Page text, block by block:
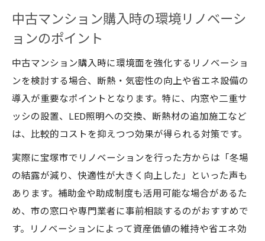
中古マンション購入時の環境リノベーシ
ョンのポイント
中古マンション購入時に環境面を強化するリノベーショ
ンを検討する場合、断熱・気密性の向上や省エネ設備の
導入が重要なポイントとなります。特に、内窓や二重サ
ッシの設置、LED照明への交換、断熱材の追加施工など
は、比較的コストを抑えつつ効果が得られる対策です。
実際に宝塚市でリノベーションを行った方からは「冬場
の結露が減り、快適性が大きく向上した」といった声も
あります。補助金や助成制度も活用可能な場合があるた
め、市の窓口や専門業者に事前相談するのがおすすめで
す。リノベーションによって資産価値の維持や省エネ効